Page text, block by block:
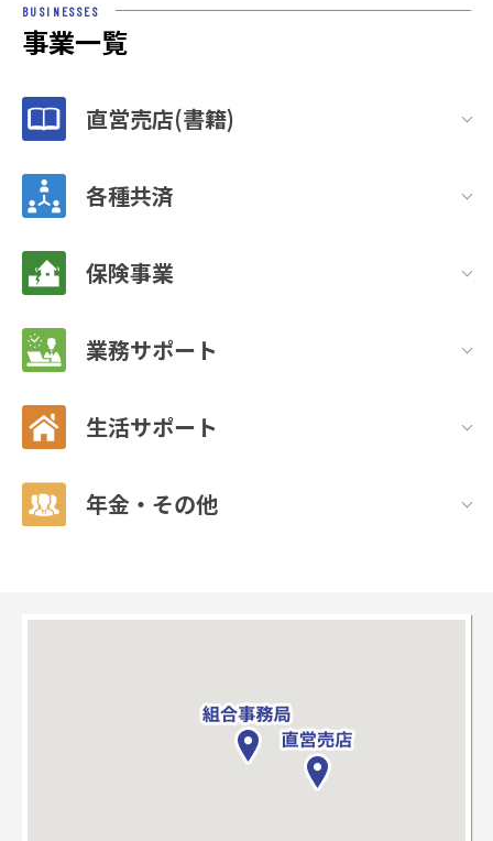
BUSINESSES
事業一覧
直営売店(書籍)
各種共済
保険事業
業務サポート
生活サポート
年金・その他